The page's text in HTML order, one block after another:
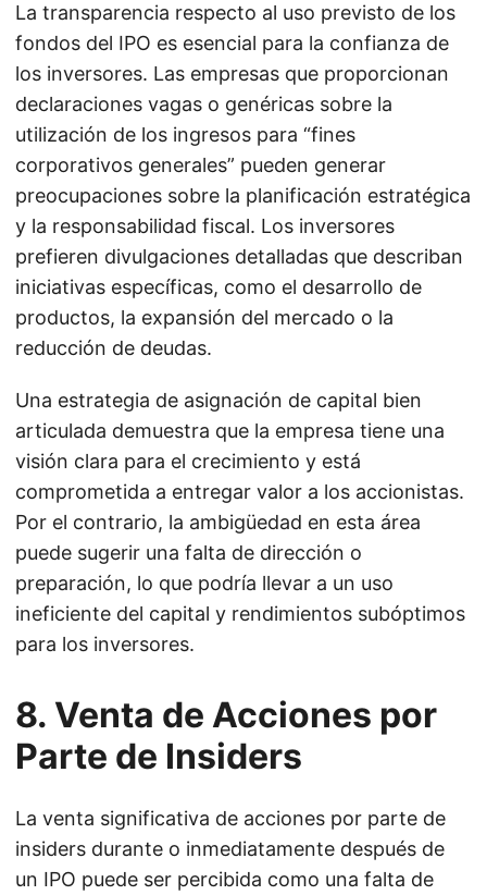
La transparencia respecto al uso previsto de los
fondos del IPO es esencial para la confianza de
los inversores. Las empresas que proporcionan
declaraciones vagas o genéricas sobre la
utilización de los ingresos para “fines
corporativos generales” pueden generar
preocupaciones sobre la planificación estratégica
y la responsabilidad fiscal. Los inversores
prefieren divulgaciones detalladas que describan
iniciativas específicas, como el desarrollo de
productos, la expansión del mercado o la
reducción de deudas.
Una estrategia de asignación de capital bien
articulada demuestra que la empresa tiene una
visión clara para el crecimiento y está
comprometida a entregar valor a los accionistas.
Por el contrario, la ambigüedad en esta área
puede sugerir una falta de dirección o
preparación, lo que podría llevar a un uso
ineficiente del capital y rendimientos subóptimos
para los inversores.
8. Venta de Acciones por
Parte de Insiders
La venta significativa de acciones por parte de
insiders durante o inmediatamente después de
un IPO puede ser percibida como una falta de